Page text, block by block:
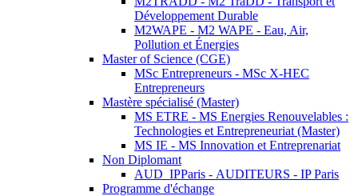
Développement Durable
M2WAPE - M2 WAPE - Eau, Air,
Pollution et Énergies
Master of Science (CGE)
MSc Entrepreneurs - MSc X-HEC
Entrepreneurs
Mastère spécialisé (Master)
MS ETRE - MS Energies Renouvelables :
Technologies et Entrepreneuriat (Master)
MS IE - MS Innovation et Entreprenariat
Non Diplomant
AUD_IPParis - AUDITEURS - IP Paris
Programme d'échange